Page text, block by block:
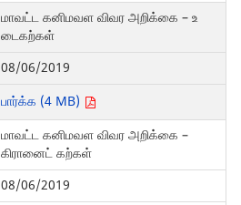
மாவட்ட கனிமவள விவர அறிக்கை – உ
டைகற்கள்
08/06/2019
பார்க்க (4 MB)
மாவட்ட கனிமவள விவர அறிக்கை –
கிரானைட் கற்கள்
08/06/2019